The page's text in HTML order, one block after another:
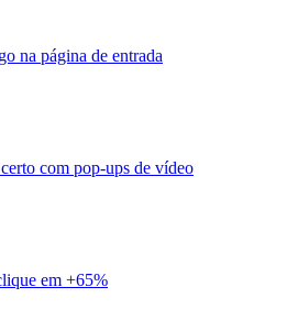
na página de entrada
com pop-ups de vídeo
em +65%